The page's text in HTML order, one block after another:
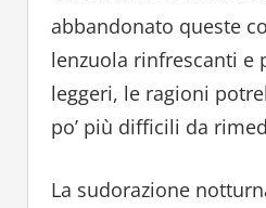
abbandonato queste
lenzuola rinfrescanti e
leggeri, le ragioni
po’ più difficili da
La sudorazione